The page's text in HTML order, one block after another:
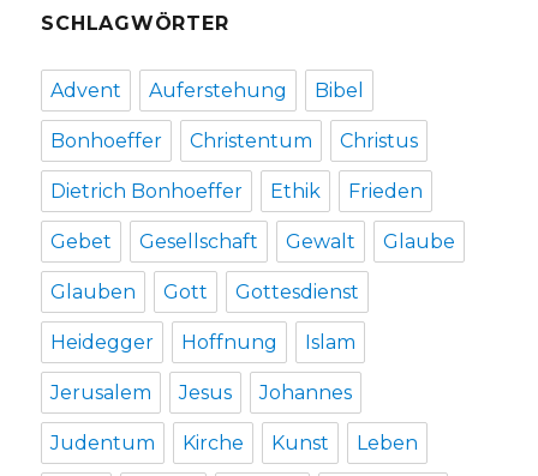
SCHLAGWÖRTER
Advent Auferstehung Bibel
Bonhoeffer Christentum Christus
Dietrich Bonhoeffer Ethik Frieden
Gebet Gesellschaft Gewalt Glaube
Glauben Gott Gottesdienst
Heidegger Hoffnung Islam
Jerusalem Jesus Johannes
Judentum Kirche Kunst Leben